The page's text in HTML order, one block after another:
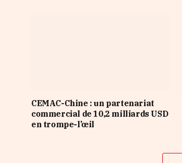
CEMAC-Chine : un partenariat
commercial de 10,2 milliards USD
en trompe-l’œil